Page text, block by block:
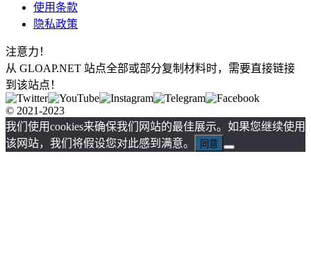
使用条款
隐私政策
注意力！
从 GLOAP.NET 站点全部或部分复制材料时，需要直接链接
到该站点！
© 2021-2023
我们使用cookies来确保我们网站的最佳展示。如果您继续使用
该网站，我们将假设您对此感到满意。
同意